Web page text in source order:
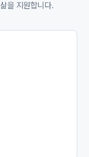
을 지원합니다.